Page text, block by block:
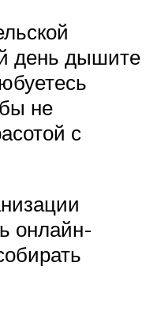
день дышите
не
с
онлайн-